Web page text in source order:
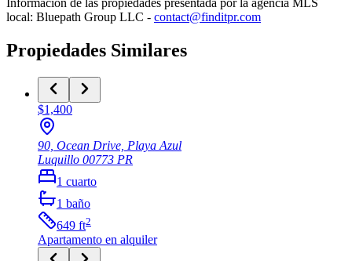
local: Bluepath Group LLC - contact@finditpr.com
Propiedades Similares
$1,400
90, Ocean Drive, Playa Azul
Luquillo 00773 PR
1 cuarto
1 baño
649 ft2
Apartamento en alquiler